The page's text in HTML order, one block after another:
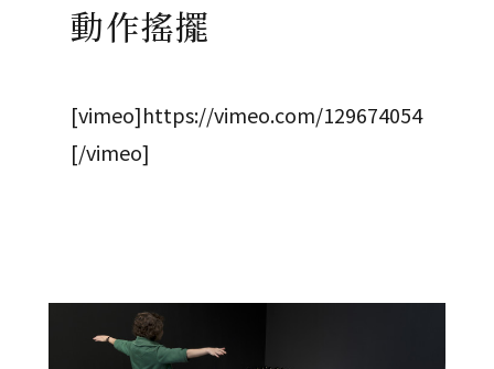
動作搖擺
[vimeo]https://vimeo.com/129674054
[/vimeo]